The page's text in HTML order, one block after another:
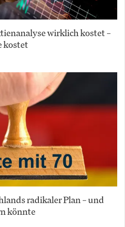
wirklich kostet –
kostet
radikaler Plan – und
könnte